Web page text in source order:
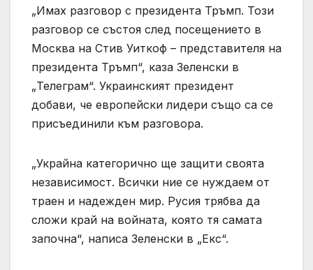
„Имах разговор с президента Тръмп. Този
разговор се състоя след посещението в
Москва на Стив Уиткоф – представителя на
президента Тръмп“, каза Зеленски в
„Телеграм“. Украинският президент
добави, че европейски лидери също са се
присъединили към разговора.
„Украйна категорично ще защити своята
независимост. Всички ние се нуждаем от
траен и надежден мир. Русия трябва да
сложи край на войната, която тя самата
започна“, написа Зеленски в „Екс“.